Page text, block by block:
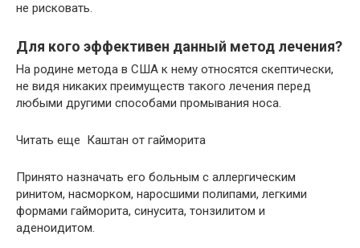
не рисковать.
Для кого эффективен данный метод лечения?
На родине метода в США к нему относятся скептически,
не видя никаких преимуществ такого лечения перед
любыми другими способами промывания носа.
Читать еще Каштан от гайморита
Принято назначать его больным с аллергическим
ринитом, насморком, наросшими полипами, легкими
формами гайморита, синусита, тонзилитом и
аденоидитом.